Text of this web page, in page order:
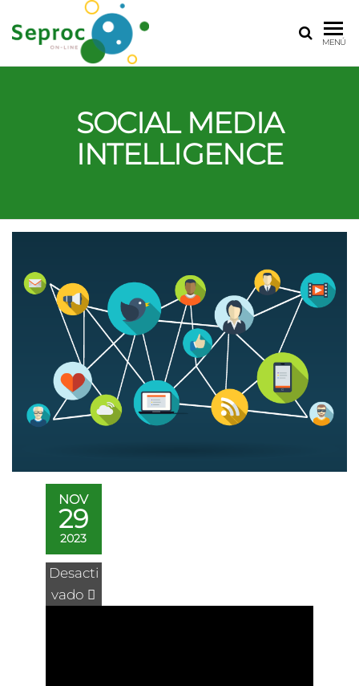
MENÚ
SOCIAL MEDIA
INTELLIGENCE
NOV
29
2023
Desacti
vado